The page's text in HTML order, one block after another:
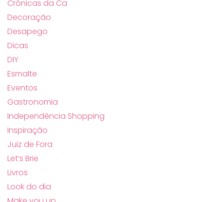
Crônicas da Ca
Decoração
Desapego
Dicas
DIY
Esmalte
Eventos
Gastronomia
Independência Shopping
Inspiração
Juiz de Fora
Let’s Brie
Livros
Look do dia